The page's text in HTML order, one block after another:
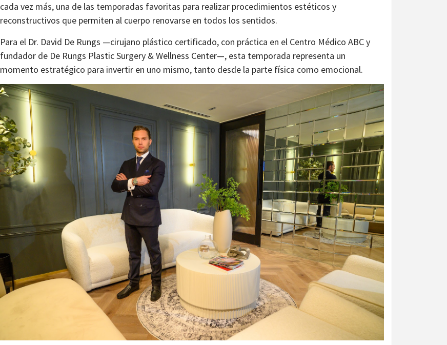
cada vez más, una de las temporadas favoritas para realizar procedimientos estéticos y
reconstructivos que permiten al cuerpo renovarse en todos los sentidos.
Para el Dr. David De Rungs —cirujano plástico certificado, con práctica en el Centro Médico ABC y
fundador de De Rungs Plastic Surgery & Wellness Center—, esta temporada representa un
momento estratégico para invertir en uno mismo, tanto desde la parte física como emocional.